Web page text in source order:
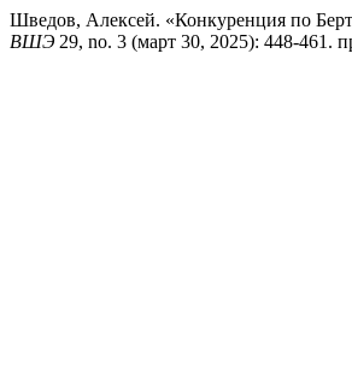
Шведов, Алексей. «Конкуренция по
ВШЭ 29, no. 3 (март 30, 2025): 448-461.